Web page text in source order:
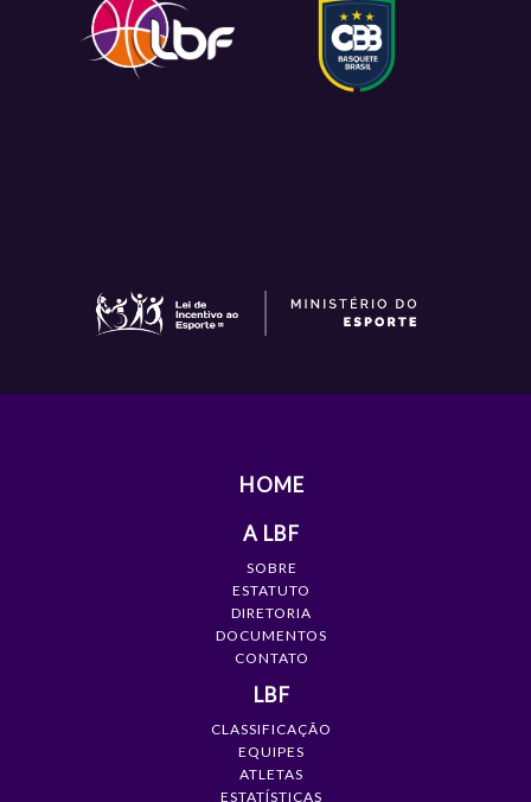
HOME
A LBF
SOBRE
ESTATUTO
DIRETORIA
DOCUMENTOS
CONTATO
LBF
CLASSIFICAÇÃO
EQUIPES
ATLETAS
ESTATÍSTICAS